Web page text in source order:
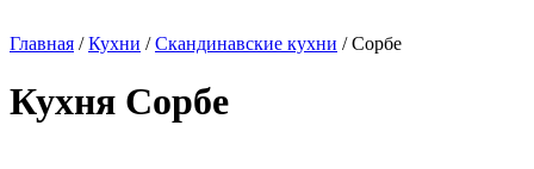
Главная /Кухни /Скандинавские кухни / Сорбе
Кухня Сорбе